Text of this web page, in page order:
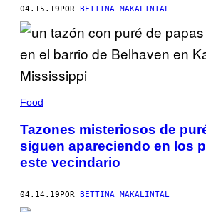
04.15.19 POR BETTINA MAKALINTAL
Food
Tazones misteriosos de
siguen apareciendo en los
este vecindario
04.14.19POR BETTINA MAKALINTAL